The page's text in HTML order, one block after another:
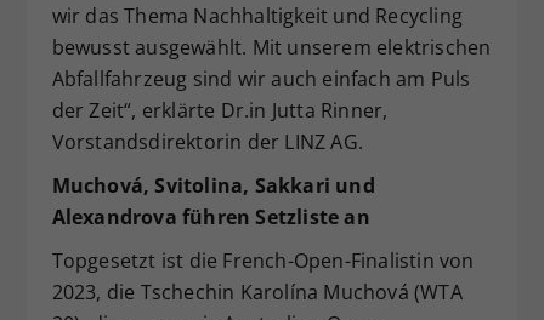
wir das Thema Nachhaltigkeit und Recycling
bewusst ausgewählt. Mit unserem elektrischen
Abfallfahrzeug sind wir auch einfach am Puls
der Zeit“, erklärte Dr.in Jutta Rinner,
Vorstandsdirektorin der LINZ AG.
Muchová, Svitolina, Sakkari und
Alexandrova führen Setzliste an
Topgesetzt ist die French-Open-Finalistin von
2023, die Tschechin Karolína Muchová (WTA